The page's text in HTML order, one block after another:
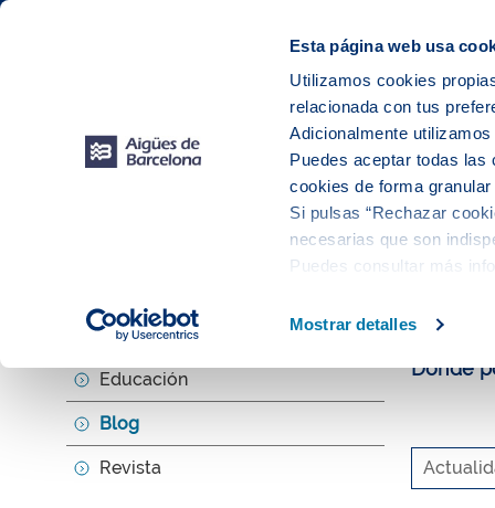
Esta página web usa
Utilizamos cookies
relacionada con tus
Adicionalmente
Puedes aceptar todas las
cookies de forma
Si pulsas “Rechazar
necesarias que son
Puedes consultar más
Mostrar detalles
Agenda
Educación
Blog
Revista
Explora,
Donde